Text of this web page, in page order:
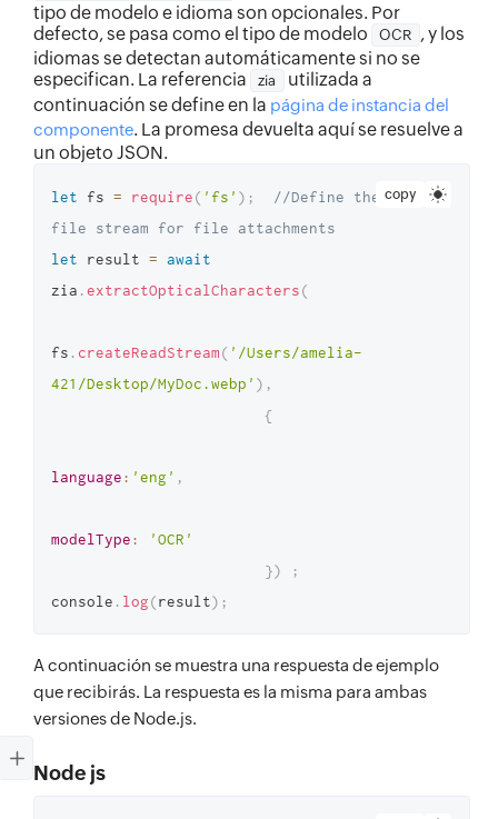
tipo de modelo e idioma son opcionales. Por
defecto, se pasa como el tipo de modelo
OCR , y los
idiomas se detectan automáticamente si no se
especifican. La referencia
zia
utilizada a
continuación se define en la página de instancia del
componente. La promesa devuelta aquí se resuelve a
un objeto JSON.
copy
let fs = require( 'fs' ) ;
//Define the
file stream for file attachments
let result = await
zia .extractOpticalCharacters(
fs . createReadStream( '/Users/amelia-
421/Desktop/MyDoc.webp' ) ,
{
language: 'eng' ,
modelType:
'OCR'
})
;
console . log(result) ;
A continuación se muestra una respuesta de ejemplo
que recibirás. La respuesta es la misma para ambas
versiones de Node.js.
Node js